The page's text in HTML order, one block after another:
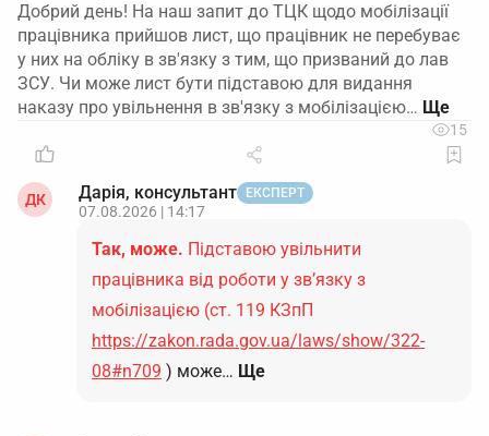
Добрий день! На наш запит до ТЦК щодо мобілізації
працівника прийшов лист, що працівник не перебуває
у них на обліку в зв'язку з тим, що призваний до лав
ЗСУ. Чи може лист бути підставою для видання
наказу про увільнення в зв'язку з мобілізацією…
15
ДК Дарія, консультант ЕКСПЕРТ
07.08.2026 | 14:17
Так, може. Підставою увільнити
працівника від роботи у зв’язку з
мобілізацією (ст. 119 КЗпП
https://zakon.rada.gov.ua/laws/show/322-
08#n709 ) може… Ще